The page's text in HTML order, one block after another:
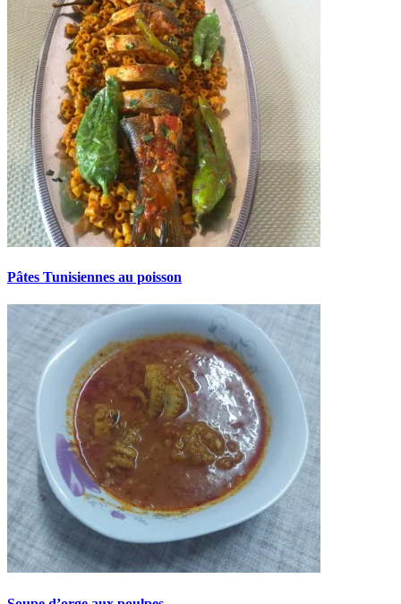
Pâtes Tunisiennes au poisson